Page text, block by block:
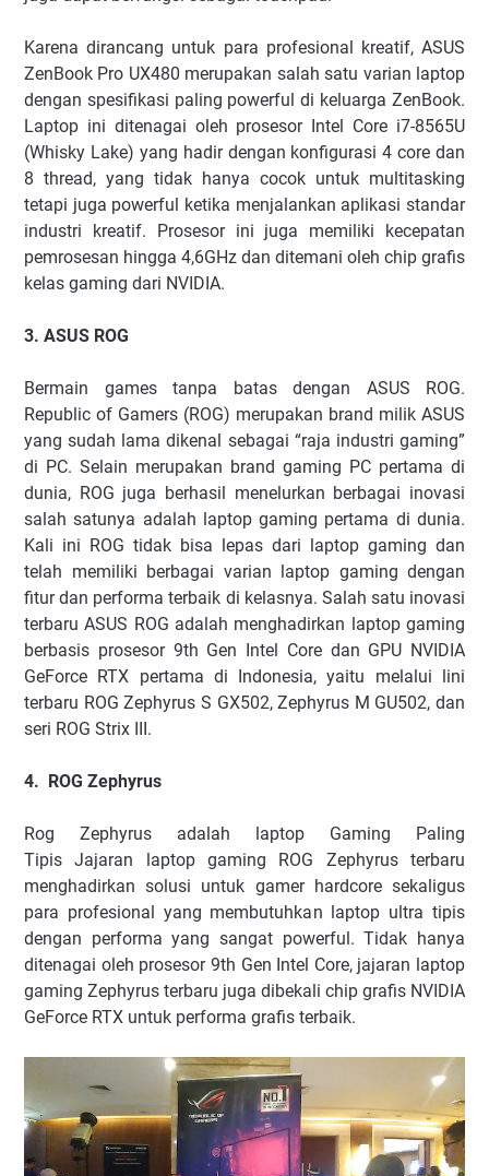
Karena dirancang untuk para profesional kreatif, ASUS
ZenBook Pro UX480 merupakan salah satu varian laptop
dengan spesifikasi paling powerful di keluarga ZenBook.
Laptop ini ditenagai oleh prosesor Intel Core i7-8565U
(Whisky Lake) yang hadir dengan konfigurasi 4 core dan
8 thread, yang tidak hanya cocok untuk multitasking
tetapi juga powerful ketika menjalankan aplikasi standar
industri kreatif. Prosesor ini juga memiliki kecepatan
pemrosesan hingga 4,6GHz dan ditemani oleh chip grafis
kelas gaming dari NVIDIA.
3. ASUS ROG
Bermain games tanpa batas dengan ASUS ROG.
Republic of Gamers (ROG) merupakan brand milik ASUS
yang sudah lama dikenal sebagai “raja industri gaming”
di PC. Selain merupakan brand gaming PC pertama di
dunia, ROG juga berhasil menelurkan berbagai inovasi
salah satunya adalah laptop gaming pertama di dunia.
Kali ini ROG tidak bisa lepas dari laptop gaming dan
telah memiliki berbagai varian laptop gaming dengan
fitur dan performa terbaik di kelasnya. Salah satu inovasi
terbaru ASUS ROG adalah menghadirkan laptop gaming
berbasis prosesor 9th Gen Intel Core dan GPU NVIDIA
GeForce RTX pertama di Indonesia, yaitu melalui lini
terbaru ROG Zephyrus S GX502, Zephyrus M GU502, dan
seri ROG Strix III.
4. ROG Zephyrus
Rog Zephyrus adalah laptop Gaming Paling
Tipis Jajaran laptop gaming ROG Zephyrus terbaru
menghadirkan solusi untuk gamer hardcore sekaligus
para profesional yang membutuhkan laptop ultra tipis
dengan performa yang sangat powerful. Tidak hanya
ditenagai oleh prosesor 9th Gen Intel Core, jajaran laptop
gaming Zephyrus terbaru juga dibekali chip grafis NVIDIA
GeForce RTX untuk performa grafis terbaik.